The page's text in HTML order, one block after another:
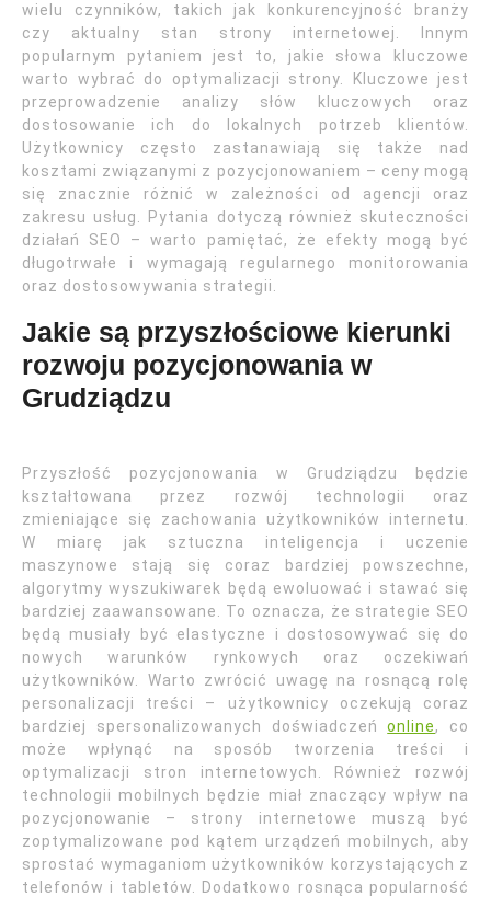
wielu czynników, takich jak konkurencyjność branży
czy aktualny stan strony internetowej. Innym
popularnym pytaniem jest to, jakie słowa kluczowe
warto wybrać do optymalizacji strony. Kluczowe jest
przeprowadzenie analizy słów kluczowych oraz
dostosowanie ich do lokalnych potrzeb klientów.
Użytkownicy często zastanawiają się także nad
kosztami związanymi z pozycjonowaniem – ceny mogą
się znacznie różnić w zależności od agencji oraz
zakresu usług. Pytania dotyczą również skuteczności
działań SEO – warto pamiętać, że efekty mogą być
długotrwałe i wymagają regularnego monitorowania
oraz dostosowywania strategii.
Jakie są przyszłościowe kierunki
rozwoju pozycjonowania w
Grudziądzu
Przyszłość pozycjonowania w Grudziądzu będzie
kształtowana przez rozwój technologii oraz
zmieniające się zachowania użytkowników internetu.
W miarę jak sztuczna inteligencja i uczenie
maszynowe stają się coraz bardziej powszechne,
algorytmy wyszukiwarek będą ewoluować i stawać się
bardziej zaawansowane. To oznacza, że strategie SEO
będą musiały być elastyczne i dostosowywać się do
nowych warunków rynkowych oraz oczekiwań
użytkowników. Warto zwrócić uwagę na rosnącą rolę
personalizacji treści – użytkownicy oczekują coraz
bardziej spersonalizowanych doświadczeńonline, co
może wpłynąć na sposób tworzenia treści i
optymalizacji stron internetowych. Również rozwój
technologii mobilnych będzie miał znaczący wpływ na
pozycjonowanie – strony internetowe muszą być
zoptymalizowane pod kątem urządzeń mobilnych, aby
sprostać wymaganiom użytkowników korzystających z
telefonów i tabletów. Dodatkowo rosnąca popularność